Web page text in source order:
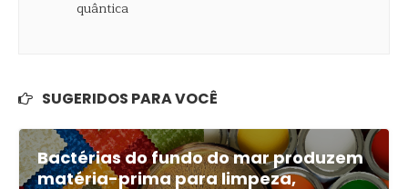
SUGERIDOS PARA VOCÊ
Bactérias do fundo do mar produzem
matéria-prima para limpeza,